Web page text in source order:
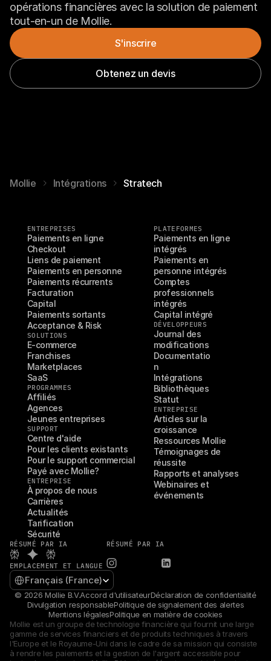
opérations financières avec la solution de paiement
tout-en-un de Mollie.
S'inscrire
Obtenez un devis
Mollie Intégrations Stratech
ENTREPRISES
Paiements en ligne
Checkout
Liens de paiement
Paiements en personne
Paiements récurrents
Facturation
Capital
Paiements sortants
Acceptance & Risk
SOLUTIONS
E-commerce
Franchises
Marketplaces
SaaS
PROGRAMMES
Affiliés
Agences
Jeunes entreprises
SUPPORT
Centre d'aide
Pour les clients existants
Pour le support commercial
Payé avec Mollie?
ENTREPRISE
À propos de nous
Carrières
Actualités
Tarification
Sécurité
PLATEFORMES
Paiements en ligne
intégrés
Paiements en
personne intégrés
Comptes
professionnels
intégrés
Capital intégré
DÉVELOPPEURS
Journal des
modifications
Documentatio
n
Intégrations
Bibliothèques
Statut
ENTREPRISE
Articles sur la
croissance
Ressources Mollie
Témoignages de
réussite
Rapports et analyses
Webinaires et
événements
RÉSUMÉ PAR IA RÉSUMÉ PAR IA
EMPLACEMENT ET LANGUE
Select Language
Français (France)
© 2026 Mollie B.V.Accord d'utilisateurDéclaration de confidentialité
Divulgation responsablePolitique de signalement des alertes
Mentions légalesPolitique en matière de cookies
Mollie est un groupe de technologie financière qui fournit une large
gamme de services financiers et de produits techniques à travers
l'Europe et le Royaume-Uni dans le cadre de sa mission qui consiste
à rendre les paiements et la gestion de l'argent accessible pour